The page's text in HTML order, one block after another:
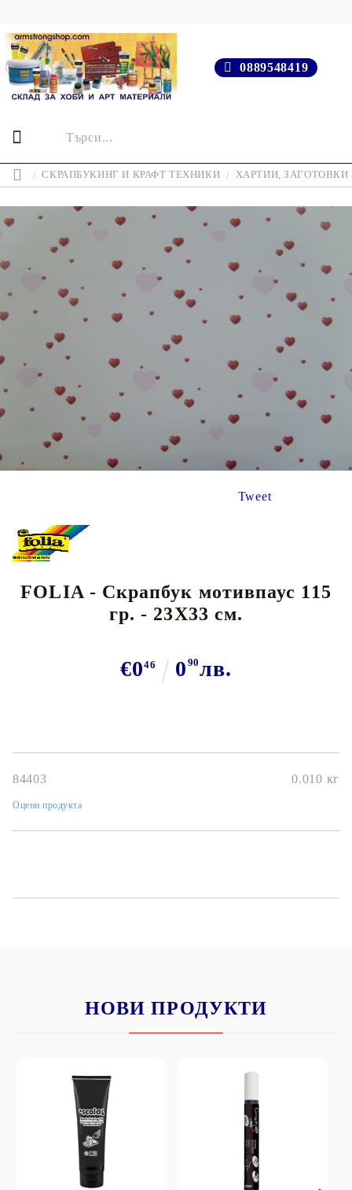
0889548419
СКРАПБУКИНГ И КРАФТ ТЕХНИКИ ХАРТИИ,
Tweet
FOLIA - Скрапбук мотивпаус 115
гр. - 23Х33 см.
€046 0 90лв.
84403 0.010 кг
Оцени продукта
НОВИ ПРОДУКТИ